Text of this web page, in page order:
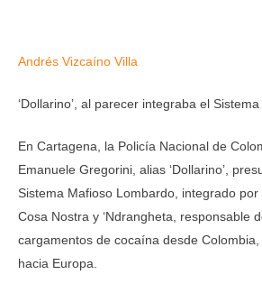
Andrés Vizcaíno Villa
‘Dollarino’, al parecer integraba el
En Cartagena, la Policía Nacional de
Emanuele Gregorini, alias ‘Dollarino’,
Sistema Mafioso Lombardo, integrado por
Cosa Nostra y ‘Ndrangheta, responsable
cargamentos de cocaína desde
hacia Europa.